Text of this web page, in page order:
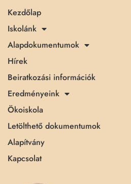
Kezdőlap
Iskolánk
Alapdokumentumok
Hírek
Beiratkozási információk
Eredményeink
Ökoiskola
Letölthető dokumentumok
Alapítvány
Kapcsolat